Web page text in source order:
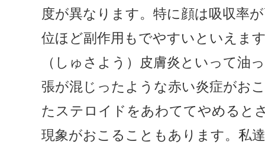
度が異なります。特に顔は吸収率
位ほど副作用もでやすいといえま
（しゅさよう）皮膚炎といって油
張が混じったような赤い炎症がお
たステロイドをあわててやめると
現象がおこることもあります。私